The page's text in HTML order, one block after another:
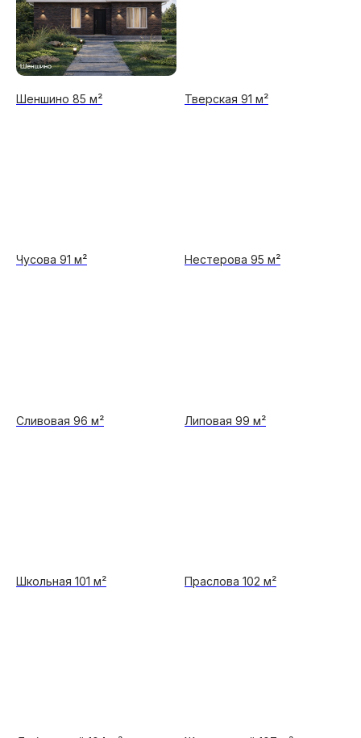
Шеншино 85 м² Тверская 91 м²
Чусова 91 м² Нестерова 95 м²
Сливовая 96 м² Липовая 99 м²
Школьная 101 м² Праслова 102 м²